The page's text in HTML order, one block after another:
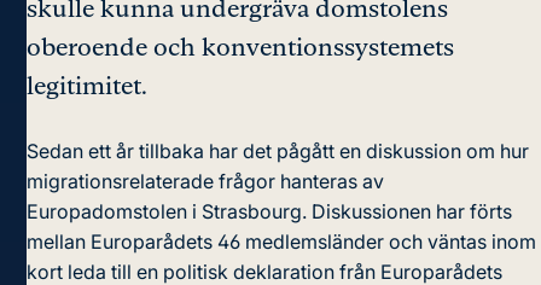
skulle kunna undergräva domstolens
oberoende och konventionssystemets
legitimitet.
Sedan ett år tillbaka har det pågått en diskussion om hur
migrationsrelaterade frågor hanteras av
Europadomstolen i Strasbourg. Diskussionen har förts
mellan Europarådets 46 medlemsländer och väntas inom
kort leda till en politisk deklaration från Europarådets